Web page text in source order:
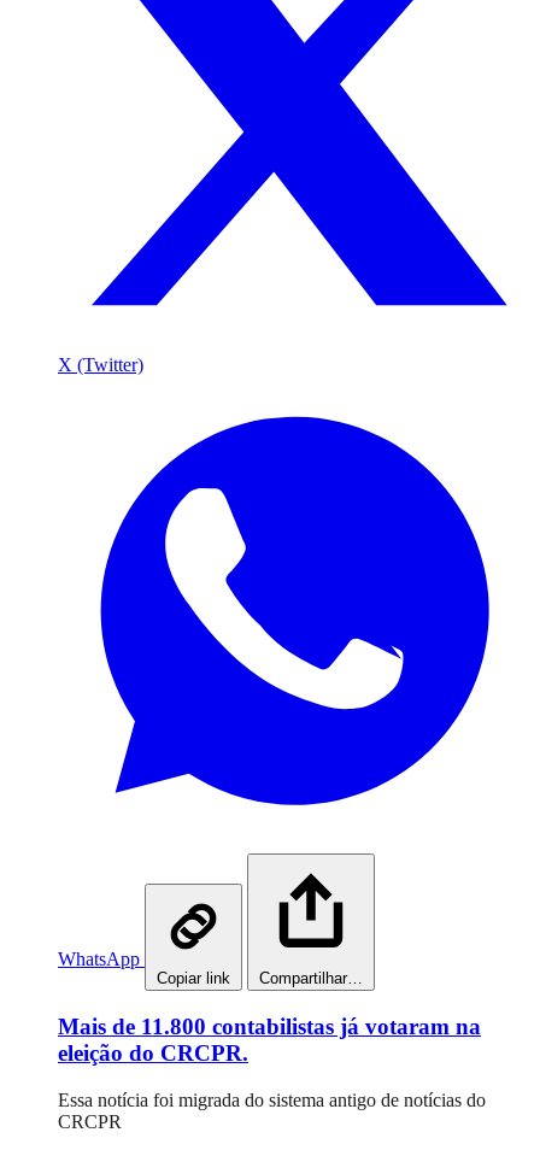
X (Twitter)
WhatsApp
Copiar link Compartilhar…
Mais de 11.800 contabilistas já votaram na
eleição do CRCPR.
Essa notícia foi migrada do sistema antigo de notícias do
CRCPR